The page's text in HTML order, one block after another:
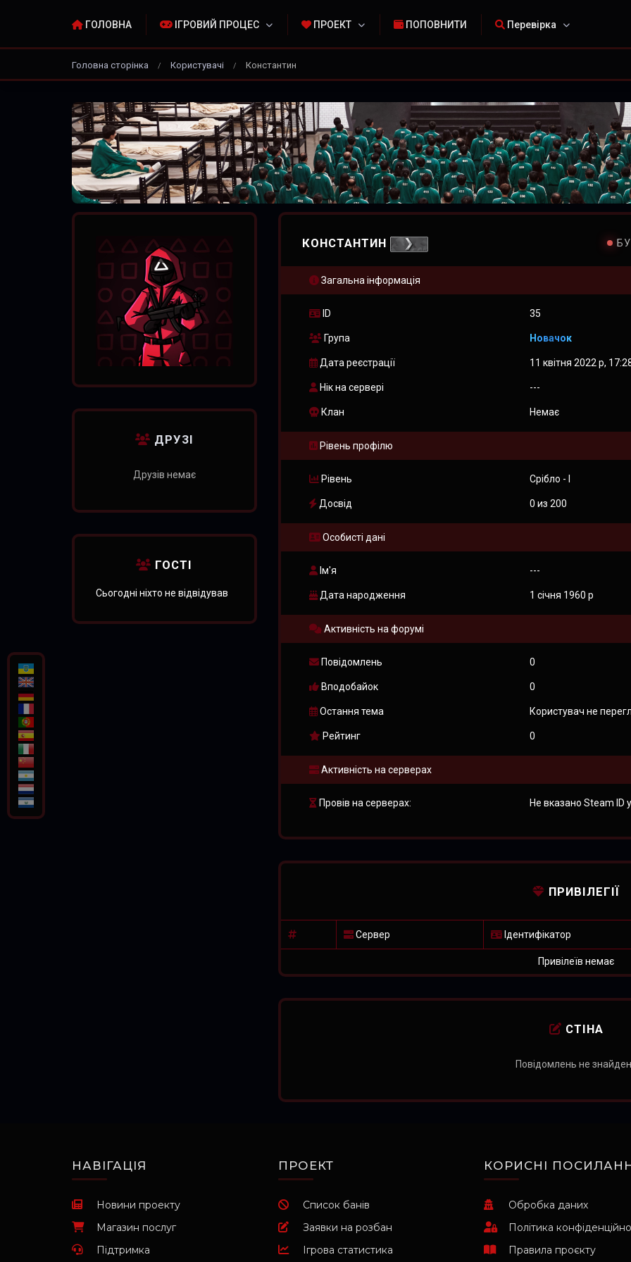
ГОЛОВНА ІГРОВИЙ ПРОЦЕС ПРОЕКТ ПОПОВНИТИ Перевірка
Головна сторінка / Користувачі / Константин
ДРУЗІ
Друзів немає
ГОСТІ
Сьогодні ніхто не відвідував
КОНСТАНТИН
Загальна інформація
ID 35
Група Новачок
Дата реєстрації 11 квітня 2022 р,
Нік на сервері ---
Клан Немає
Рівень профілю
Рівень Срібло - I
Досвід 0 из 200
Особисті дані
Ім'я ---
Дата народження 1 січня 1960 р
Активність на форумі
Повідомлень 0
Вподобайок 0
Остання тема Користувач не
Рейтинг 0
Активність на серверах
Провів на серверах: Не вказано Steam ID
ПРИВІЛЕГІЇ
Сервер Ідентифікатор
Привілеїв немає
СТІНА
Повідомлень не
НАВІГАЦІЯ
Новини проекту
Магазин послуг
Підтримка
ПРОЕКТ
Список банів
Заявки на розбан
Ігрова статистика
КОРИСНІ
Обробка даних
Політика
Правила проєкту